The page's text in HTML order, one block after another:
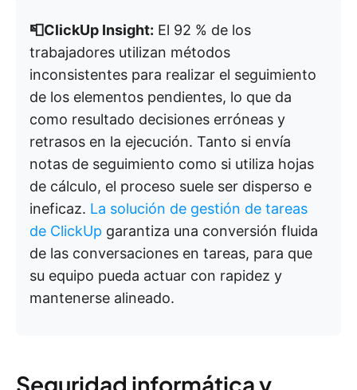
📮ClickUp Insight: El 92 % de los
trabajadores utilizan métodos
inconsistentes para realizar el seguimiento
de los elementos pendientes, lo que da
como resultado decisiones erróneas y
retrasos en la ejecución. Tanto si envía
notas de seguimiento como si utiliza hojas
de cálculo, el proceso suele ser disperso e
ineficaz. La solución de gestión de tareas
de ClickUp garantiza una conversión fluida
de las conversaciones en tareas, para que
su equipo pueda actuar con rapidez y
mantenerse alineado.
Seguridad informática y